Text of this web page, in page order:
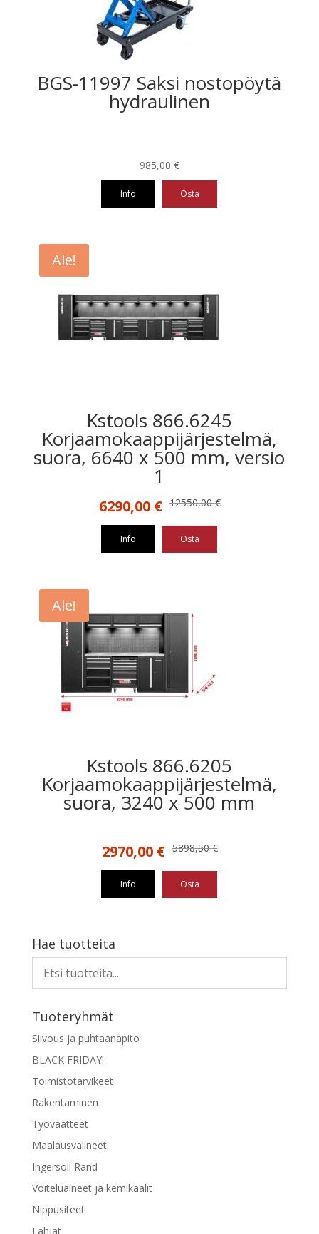
BGS-11997 Saksi nostopöytä
hydraulinen
985,00 €
Info Osta
Ale!
Kstools 866.6245
Korjaamokaappijärjestelmä,
suora, 6640 x 500 mm, versio
1
12550,00€
Alkuperäinen
12550,00 €.
6290,00 €Nykyinen
6290,00 €.
Info Osta
Ale!
Kstools 866.6205
Korjaamokaappijärjestelmä,
suora, 3240 x 500 mm
5898,50€
Alkuperäinen
5898,50 €.
2970,00 €
Nykyinen
2970,00 €.
Info Osta
Hae tuotteita
Tuoteryhmät
Siivous ja puhtaanapito
BLACK FRIDAY!
Toimistotarvikeet
Rakentaminen
Työvaatteet
Maalausvälineet
Ingersoll Rand
Voiteluaineet ja kemikaalit
Nippusiteet
Lahjat